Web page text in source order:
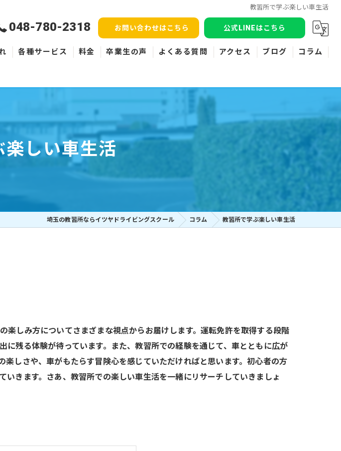
教習所で学ぶ楽しい車生活
048-780-2318 お問い合わせはこちら 公式LINEはこちら
各種サービス
ペーパードライバー
料金 卒業生の声 よくある質問 アクセス ブログ コラム
しい車生活
埼玉の教習所ならイツヤドライビングスクール コラム 教習所で学ぶ楽しい車生活
しみ方についてさまざまな視点からお届けします。運転免許を取得する段階
残る体験が待っています。また、教習所での経験を通じて、車とともに広が
しさや、車がもたらす冒険心を感じていただければと思います。初心者の方
きます。さあ、教習所での楽しい車生活を一緒にリサーチしていきましょ